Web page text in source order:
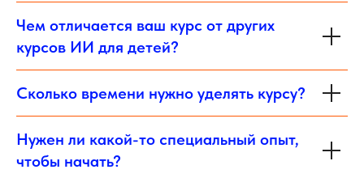
Чем отличается ваш курс от других
курсов ИИ для детей?
Сколько времени нужно уделять курсу?
Нужен ли какой-то специальный опыт,
чтобы начать?